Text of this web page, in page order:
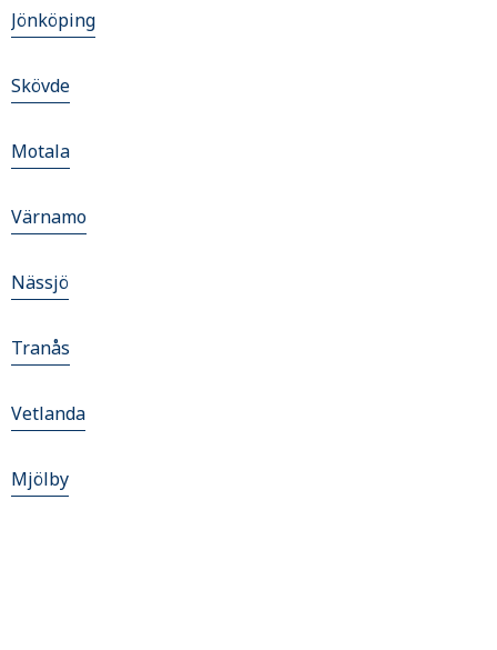
Jönköping
Skövde
Motala
Värnamo
Nässjö
Tranås
Vetlanda
Mjölby